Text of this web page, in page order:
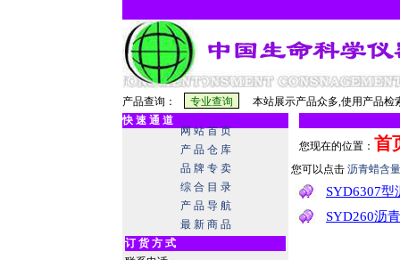
产品查询：
本站展示产品众多,使用产品检
快 速 通 道
网 站 首 页
产 品 仓 库
品 牌 专 卖
综 合 目 录
产 品 导 航
最 新 商 品
订 货 方 式
您现在的位置： 首
您可以点击 沥青蜡含
SYD6307型
SYD260沥